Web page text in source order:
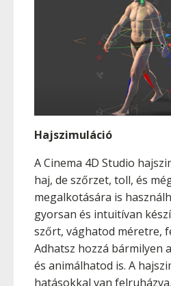
Hajszimuláció
A Cinema 4D Studio
haj, de szőrzet, toll, és
megalkotására is
gyorsan és intuitívan
szőrt, vághatod méretre,
Adhatsz hozzá bármilyen
és animálhatod is. A
hatásokkal van